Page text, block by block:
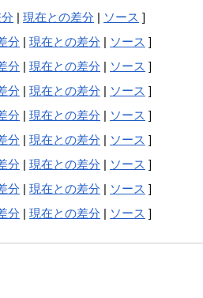
|現在との差分 | ソース ]
分 |現在との差分 | ソース ]
分 |現在との差分 | ソース ]
分 |現在との差分 | ソース ]
分 |現在との差分 | ソース ]
分 |現在との差分 | ソース ]
分 |現在との差分 | ソース ]
分 |現在との差分 | ソース ]
分 |現在との差分 | ソース ]